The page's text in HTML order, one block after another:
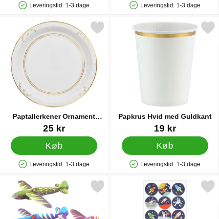
Produkttilgængelighed: På lager
Leveringstid: 1-3 dage
Produkttilgængelighed: På lager
Leveringstid: 1-3 dage
Paptallerkener Ornament
Guld/Hvid 23 cm 6-pak
Varenr 9074025 kr
Køb
Produkttilgængelighed: På lager
Leveringstid: 1-3 dage
paptallerkener Ornament Guld/Hvid 23 cm 6-pak som favorit
Papkrus Hvid med Guldkant
Varenr 3126419 kr
Køb
Produkttilgængelighed: På lager
Leveringstid: 1-3 dage
Markér papkrus Hvid med
Markér dinosaur Svævefly som favorit
Markér rummet